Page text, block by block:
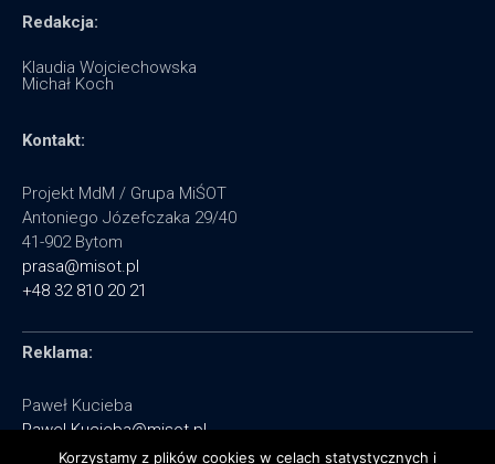
Redakcja:
Klaudia Wojciechowska
Michał Koch
Kontakt:
Projekt MdM / Grupa MiŚOT
Antoniego Józefczaka 29/40
41-902 Bytom
prasa@misot.pl
+48 32 810 20 21
Reklama:
Paweł Kucieba
Pawel.Kucieba@misot.pl
+48 602 495 064
Korzystamy z plików cookies w celach statystycznych i